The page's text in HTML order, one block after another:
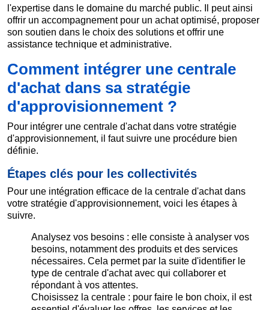
l'expertise dans le domaine du marché public. Il peut ainsi
offrir un accompagnement pour un achat optimisé, proposer
son soutien dans le choix des solutions et offrir une
assistance technique et administrative.
Comment intégrer une centrale
d'achat dans sa stratégie
d'approvisionnement ?
Pour intégrer une centrale d'achat dans votre stratégie
d'approvisionnement, il faut suivre une procédure bien
définie.
Étapes clés pour les collectivités
Pour une intégration efficace de la centrale d'achat dans
votre stratégie d'approvisionnement, voici les étapes à
suivre.
Analysez vos besoins : elle consiste à analyser vos
besoins, notamment des produits et des services
nécessaires. Cela permet par la suite d'identifier le
type de centrale d'achat avec qui collaborer et
répondant à vos attentes.
Choisissez la centrale : pour faire le bon choix, il est